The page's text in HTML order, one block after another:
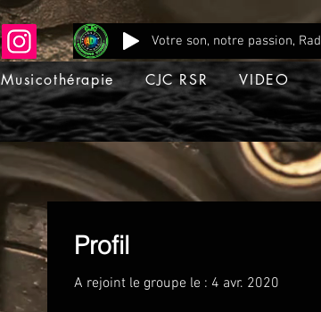
Musicothérapie CJC RSR VIDEO
Profil
A rejoint le groupe le : 4 avr. 2020